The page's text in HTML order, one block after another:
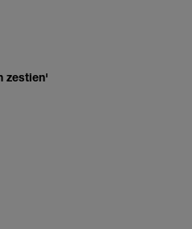
zestien'